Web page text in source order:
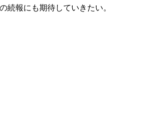
続報にも期待していきたい。